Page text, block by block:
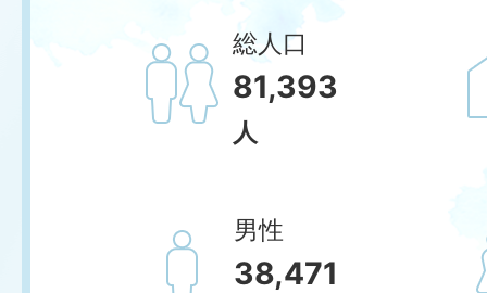
総人口
81,393
人
男性
38,471